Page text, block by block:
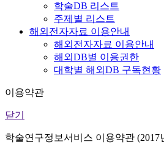
학술DB 리스트
주제별 리스트
해외전자자료 이용안내
해외전자자료 이용안내
해외DB별 이용권한
대학별 해외DB 구독현황
이용약관
닫기
학술연구정보서비스 이용약관 (2017